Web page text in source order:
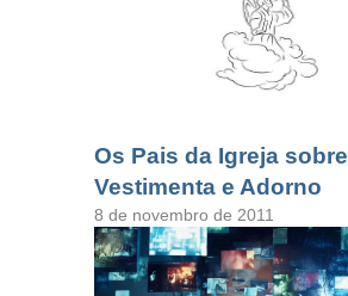
Os Pais da Igreja sobre
Vestimenta e Adorno
8 de novembro de 2011